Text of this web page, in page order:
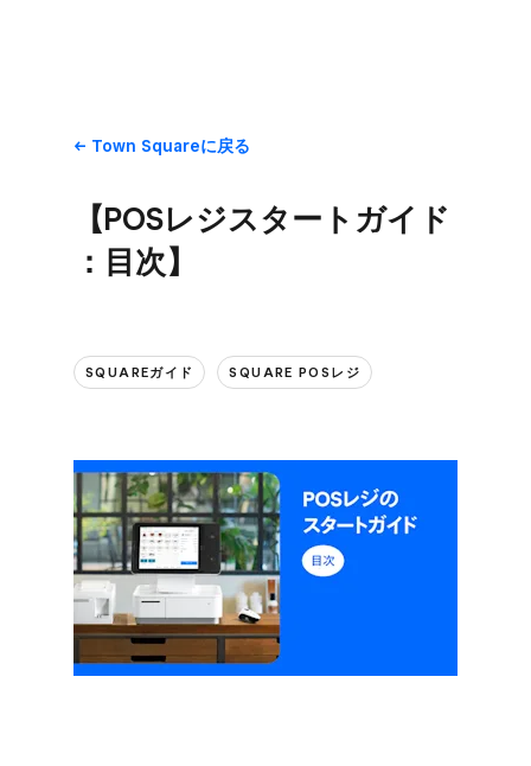
Town Squareに​戻る
【POSレジスタートガイド
：目次】
SQUAREガイド SQUARE POSレジ